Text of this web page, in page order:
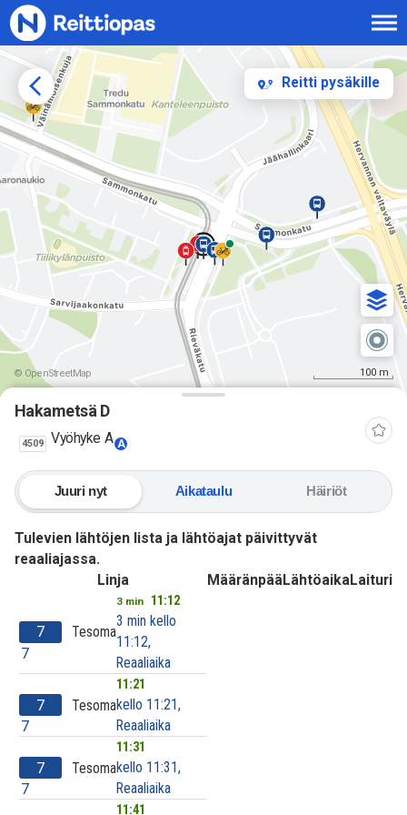
Siirry sisältöön
Reitti pysäkille
© OpenStreetMap 100 m
Hakametsä D
4509 Vyöhyke A A
Juuri nyt Aikataulu Häiriöt
Tulevien lähtöjen lista ja lähtöajat päivittyvät
reaaliajassa.
Linja
MääränpääLähtöaikaLaituri
7
7
Tesoma
3 min 11:12
3 min kello
11:12,
Reaaliaika
7
7
Tesoma
11:21
kello 11:21,
Reaaliaika
7
7
Tesoma
11:31
kello 11:31,
Reaaliaika
11:41